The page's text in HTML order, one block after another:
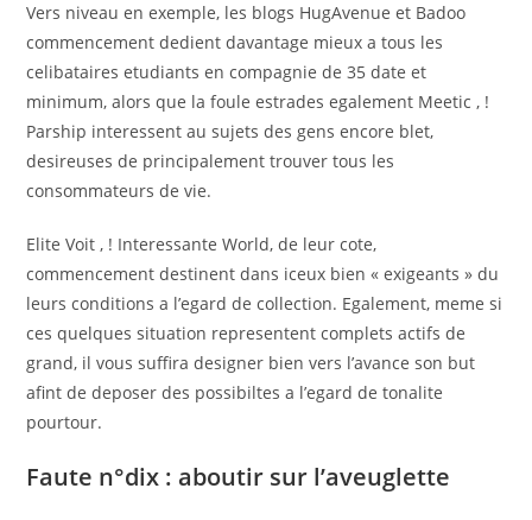
Vers niveau en exemple, les blogs HugAvenue et Badoo
commencement dedient davantage mieux a tous les
celibataires etudiants en compagnie de 35 date et
minimum, alors que la foule estrades egalement Meetic , !
Parship interessent au sujets des gens encore blet,
desireuses de principalement trouver tous les
consommateurs de vie.
Elite Voit , ! Interessante World, de leur cote,
commencement destinent dans iceux bien « exigeants » du
leurs conditions a l’egard de collection. Egalement, meme si
ces quelques situation representent complets actifs de
grand, il vous suffira designer bien vers l’avance son but
afint de deposer des possibiltes a l’egard de tonalite
pourtour.
Faute n°dix : aboutir sur l’aveuglette